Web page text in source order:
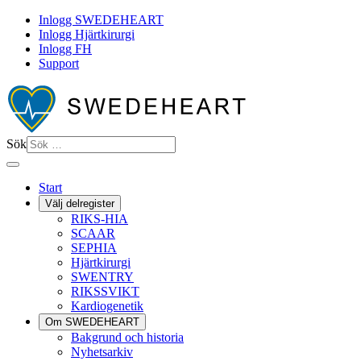
Inlogg SWEDEHEART
Inlogg Hjärtkirurgi
Inlogg FH
Support
Sök
Start
Välj delregister
RIKS-HIA
SCAAR
SEPHIA
Hjärtkirurgi
SWENTRY
RIKSSVIKT
Kardiogenetik
Om SWEDEHEART
Bakgrund och historia
Nyhetsarkiv